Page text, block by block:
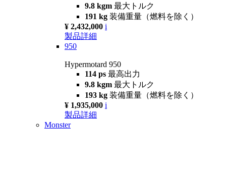
9.8 kgm 最大トルク
191 kg 装備重量（燃料を除く）
¥ 2,432,000 i
製品詳細
950
Hypermotard 950
114 ps 最高出力
9.8 kgm 最大トルク
193 kg 装備重量（燃料を除く）
¥ 1,935,000 i
製品詳細
Monster